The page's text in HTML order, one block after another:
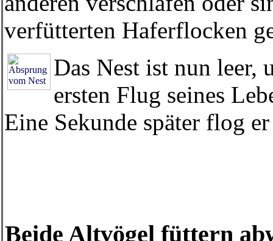
verfütterten Haferflocken
Das Nest ist nun leer,
ersten Flug seines
Eine Sekunde später flog
Beide Altvögel füttern